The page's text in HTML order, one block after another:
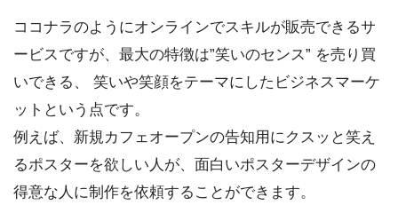
ココナラのようにオンラインでスキルが販売できるサ
ービスですが、最大の特徴は”笑いのセンス” を売り買
いできる、 笑いや笑顔をテーマにしたビジネスマーケ
ットという点です。
例えば、新規カフェオープンの告知用にクスッと笑え
るポスターを欲しい人が、面白いポスターデザインの
得意な人に制作を依頼することができます。